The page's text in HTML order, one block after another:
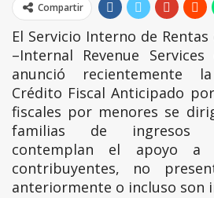
Compartir
El Servicio Interno de
–Internal Revenue
anunció recientemente
Crédito Fiscal Anticipado
fiscales por menores se
familias de ingresos
contemplan el apoyo a
contribuyentes, no
anteriormente o incluso son